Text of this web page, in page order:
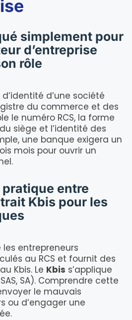
simplement pour
d’entreprise
rôle
d’une société
du commerce et des
le numéro RCS, la forme
siège et l’identité des
une banque exigera un
mois pour ouvrir un
entre
Kbis pour les
les entrepreneurs
au RCS et fournit des
Kbis. Le Kbis s’applique
SA). Comprendre cette
le mauvais
ou d’engager une